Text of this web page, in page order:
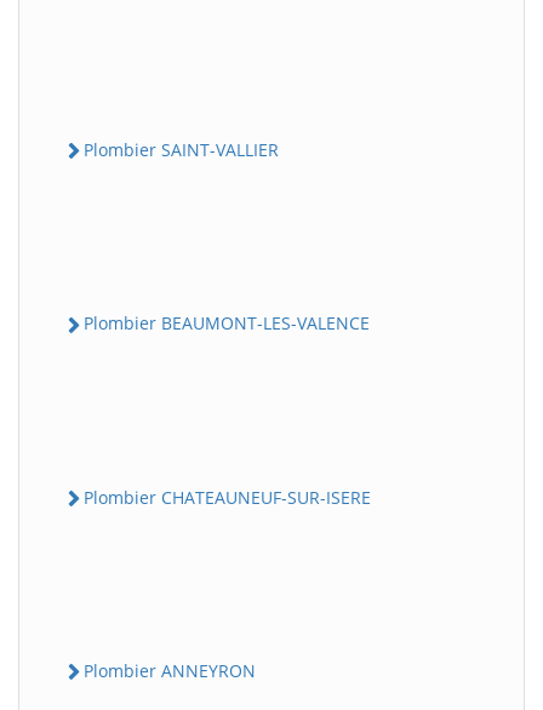
Plombier SAINT-VALLIER
Plombier BEAUMONT-LES-VALENCE
Plombier CHATEAUNEUF-SUR-ISERE
Plombier ANNEYRON